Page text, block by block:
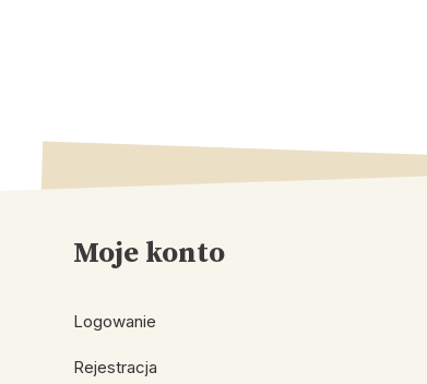
Moje konto
Logowanie
Rejestracja